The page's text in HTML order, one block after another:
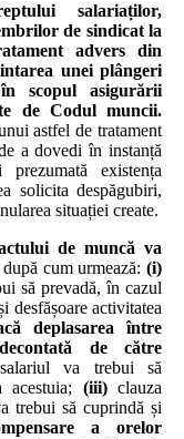
salariaților,
de sindicat la
advers din
unei plângeri
scopul asigurării
de Codul muncii.
astfel de tratament
a dovedi în instanță
existența
solicita despăgubiri,
situației create.
de muncă va
după cum urmează: (i)
să prevadă, în cazul
desfășoare activitatea
deplasarea între
de către
va trebui să
acestuia; (iii)clauza
trebui să cuprindă și
a orelor